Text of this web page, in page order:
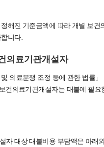
해진 기준금액에 따라 개별 보건
니다.
의료기관개설자
의료분쟁 조정 등에 관한 법률」
건의료기관개설자는 대불에 필요
자 대상 대불비용 부담액은 아래